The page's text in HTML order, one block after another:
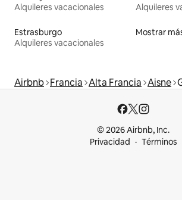
Alquileres vacacionales
Alquileres
Estrasburgo
Alquileres vacacionales
Mostrar
Airbnb Francia Alta Francia Aisne
© 2026 Airbnb, Inc.
Privacidad
Términos